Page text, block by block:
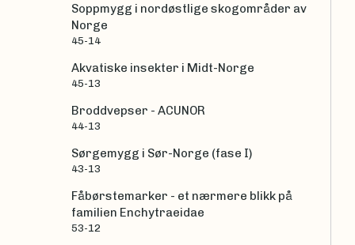
Soppmygg i nordøstlige skogområder av
Norge
45-14
Akvatiske insekter i Midt-Norge
45-13
Broddvepser - ACUNOR
44-13
Sørgemygg i Sør-Norge (fase I)
43-13
Fåbørstemarker - et nærmere blikk på
familien Enchytraeidae
53-12